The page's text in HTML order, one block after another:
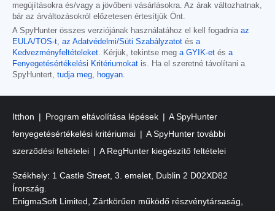
megújításokra és/vagy a jövőbeni vásárlásokra. Az árak változhatnak,
bár az árváltozásokról előzetesen értesítjük Önt.
A SpyHunter összes verziójának használatához el kell fogadnia az
EULA/TOS-t az Adatvédelmi/Süti Szabályzatot és a
Kedvezményfeltételeket . Kérjük, tekintse meg a GYIK-et és a
Fenyegetésértékelési Kritériumokat is. Ha el szeretné távolítani a
SpyHuntert, tudja meg, hogyan
Itthon Program eltávolítása lépések
A SpyHunter
fenyegetésértékelési kritériumai
A SpyHunter további
szerződési feltételei
A RegHunter kiegészítő feltételei
Székhely: 1 Castle Street, 3. emelet, Dublin 2 D02XD82
Írország.
EnigmaSoft Limited, Zártkörűen működő részvénytársaság,